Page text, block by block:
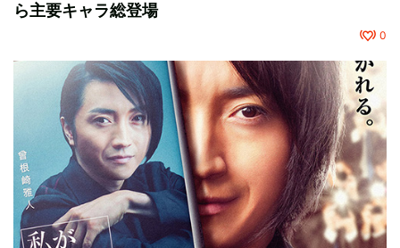
ら主要キャラ総登場
0